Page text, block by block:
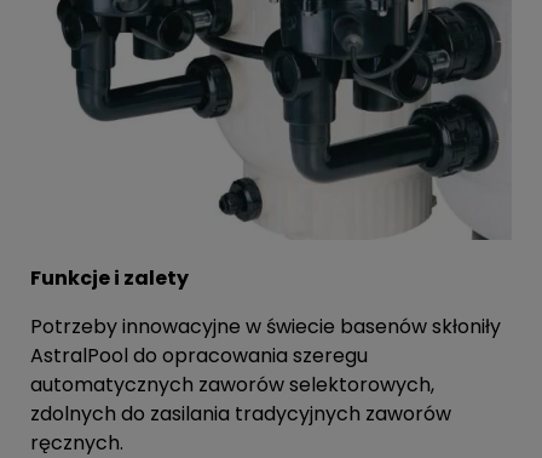
Funkcje i zalety
Potrzeby innowacyjne w świecie basenów skłoniły
AstralPool do opracowania szeregu
automatycznych zaworów selektorowych,
zdolnych do zasilania tradycyjnych zaworów
ręcznych.